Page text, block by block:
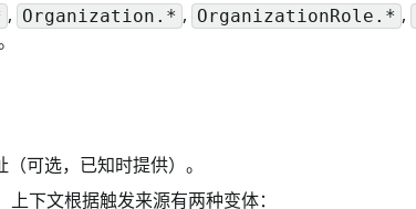
, Organization.* , OrganizationRole.* ,
可选，已知时提供）。
下文根据触发来源有两种变体：